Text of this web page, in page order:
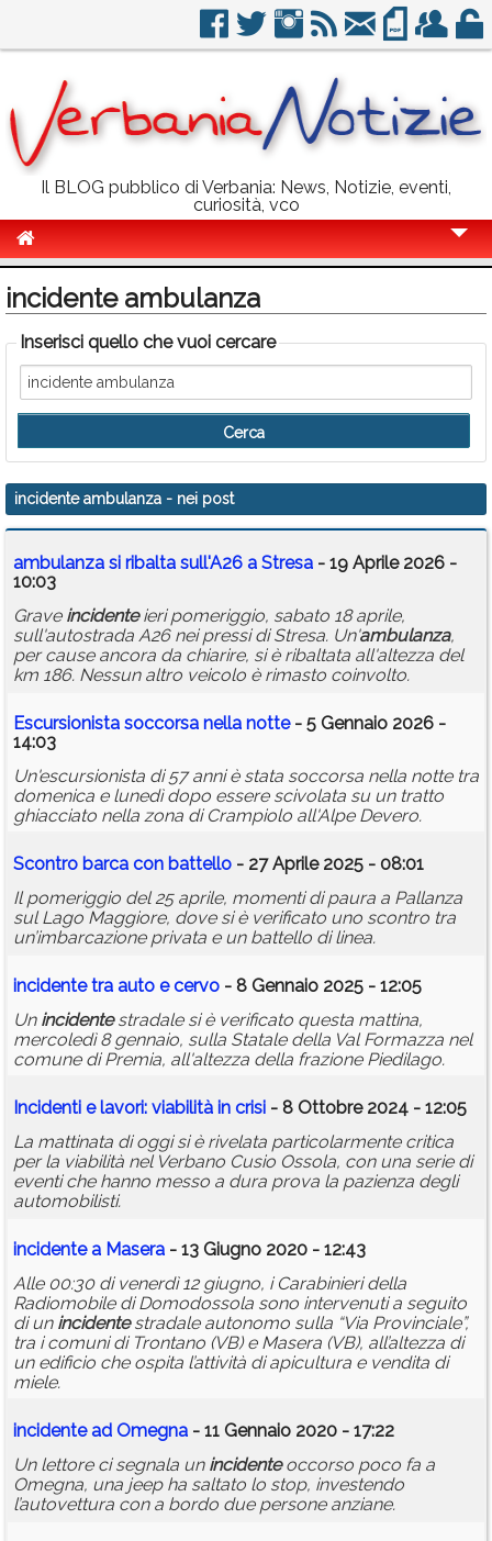
Il BLOG pubblico di Verbania: News, Notizie, eventi,
curiosità, vco
Politica
Sport
Eventi
Info Utili
Rubriche
Calendario
Annunci
incidente ambulanza
Inserisci quello che vuoi cercare
incidente ambulanza - nei post
ambulanza si ribalta sull'A26 a Stresa - 19 Aprile 2026 -
10:03
Grave incidenteieri pomeriggio, sabato 18 aprile,
sull'autostrada A26 nei pressi di Stresa. Un'ambulanza,
per cause ancora da chiarire, si è ribaltata all'altezza del
km 186. Nessun altro veicolo è rimasto coinvolto.
Escursionista soccorsa nella notte- 5 Gennaio 2026 -
14:03
Un'escursionista di 57 anni è stata soccorsa nella notte tra
domenica e lunedì dopo essere scivolata su un tratto
ghiacciato nella zona di Crampiolo all'Alpe Devero.
Scontro barca con battello - 27 Aprile 2025 - 08:01
Il pomeriggio del 25 aprile, momenti di paura a Pallanza
sul Lago Maggiore, dove si è verificato uno scontro tra
un’imbarcazione privata e un battello di linea.
incidentetra auto e cervo - 8 Gennaio 2025 - 12:05
Un incidentestradale si è verificato questa mattina,
mercoledì 8 gennaio, sulla Statale della Val Formazza nel
comune di Premia, all'altezza della frazione Piedilago.
Incidenti e lavori: viabilità in crisi - 8 Ottobre 2024 - 12:05
La mattinata di oggi si è rivelata particolarmente critica
per la viabilità nel Verbano Cusio Ossola, con una serie di
eventi che hanno messo a dura prova la pazienza degli
automobilisti.
incidentea Masera - 13 Giugno 2020 - 12:43
Alle 00:30 di venerdì 12 giugno, i Carabinieri della
Radiomobile di Domodossola sono intervenuti a seguito
di un incidentestradale autonomo sulla “Via Provinciale”,
tra i comuni di Trontano (VB) e Masera (VB), all’altezza di
un edificio che ospita l’attività di apicultura e vendita di
miele.
incidentead Omegna - 11 Gennaio 2020 - 17:22
Un lettore ci segnala un incidenteoccorso poco fa a
Omegna, una jeep ha saltato lo stop, investendo
l’autovettura con a bordo due persone anziane.